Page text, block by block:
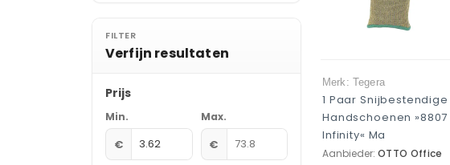
Merk: Tegera
1 Paar Snijbestendige
Handschoenen »8807
Infinity« Ma
Aanbieder: OTTO Office
FILTER
Verfijn resultaten
Prijs
Min.
€
Max.
€